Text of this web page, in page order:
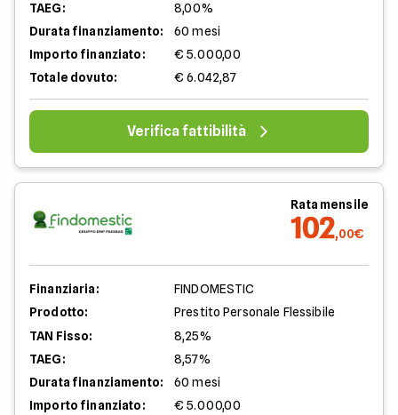
TAEG:
8,00%
Durata finanziamento:
60 mesi
Importo finanziato:
€ 5.000,00
Totale dovuto:
€ 6.042,87
Verifica fattibilità
Rata mensile
102,00€
Finanziaria:
FINDOMESTIC
Prodotto:
Prestito Personale Flessibile
TAN Fisso:
8,25%
TAEG:
8,57%
Durata finanziamento:
60 mesi
Importo finanziato:
€ 5.000,00